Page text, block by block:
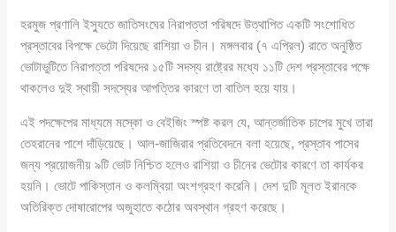
হরমুজ প্রণালি ইস্যুতে জাতিসংঘের নিরাপত্তা পরিষদে উত্থাপিত একটি সংশোধিত
প্রস্তাবের বিপক্ষে ভেটো দিয়েছে রাশিয়া ও চীন। মঙ্গলবার (৭ এপ্রিল) রাতে অনুষ্ঠিত
ভোটাভুটিতে নিরাপত্তা পরিষদের ১৫টি সদস্য রাষ্ট্রের মধ্যে ১১টি দেশ প্রস্তাবের পক্ষে
থাকলেও দুই স্থায়ী সদস্যের আপত্তির কারণে তা বাতিল হয়ে যায়।
এই পদক্ষেপের মাধ্যমে মস্কো ও বেইজিং স্পষ্ট করল যে, আন্তর্জাতিক চাপের মুখে তারা
তেহরানের পাশে দাঁড়িয়েছে। আল-জাজিরার প্রতিবেদনে বলা হয়েছে, প্রস্তাব পাসের
জন্য প্রয়োজনীয় ৯টি ভোট নিশ্চিত হলেও রাশিয়া ও চীনের ভেটোর কারণে তা কার্যকর
হয়নি। ভোটে পাকিস্তান ও কলম্বিয়া অংশগ্রহণ করেনি। দেশ দুটি মূলত ইরানকে
অতিরিক্ত দোষারোপের অজুহাতে কঠোর অবস্থান গ্রহণ করেছে।